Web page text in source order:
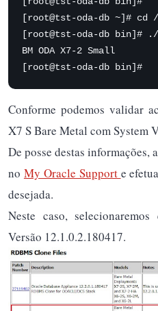
[root@tst-oda-db ~]# cd
[root@tst-oda-db bin]# ./
BM ODA X7-2 Small
[root@tst-oda-db bin]#
Conforme podemos validar
X7 S Bare Metal com System
De posse destas informações,
no My Oracle Support e
desejada.
Neste caso,
Versão 12.1.0.2.180417.